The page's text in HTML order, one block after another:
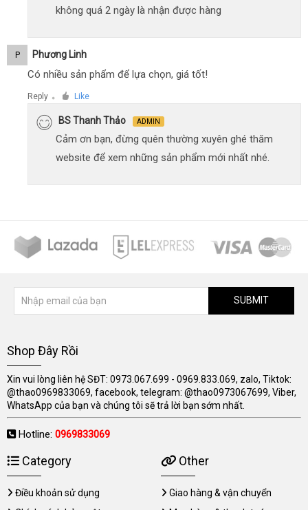
không quá 2 ngày là nhận được hàng
P Phương Linh
Có nhiều sản phẩm để lựa chọn, giá tốt!
Reply ● Like
BS Thanh Thảo ADMIN
Cảm ơn bạn, đừng quên thường xuyên ghé thăm
website để xem những sản phẩm mới nhất nhé.
SUBMIT
Shop Đây Rồi
Xin vui lòng liên hệ SĐT: 0973.067.699 - 0969.833.069, zalo, Tiktok:
@thao0969833069, facebook, telegram: @thao0973067699, Viber,
WhatsApp của bạn và chúng tôi sẽ trả lời bạn sớm nhất.
Hotline: 0969833069
Category
Điều khoản sử dụng
Other
Giao hàng & vận chuyển